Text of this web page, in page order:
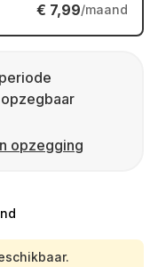
€ 7,99/maand
opzegging